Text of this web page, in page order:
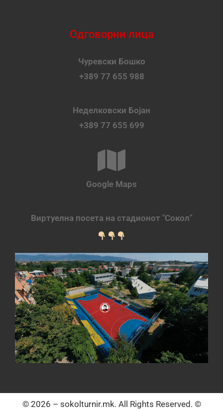
Одговорни лица
Чуревски Бошко
+389 77 655 988
Неделковски Бојан
+389 77 655 699
Google Maps
Виртуелна посета на стадионот "Сокол"
© 2026 – sokolturnir.mk. All Rights Reserved. ©